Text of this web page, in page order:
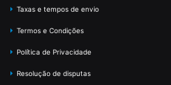
Taxas e tempos de envio
Termos e Condições
Política de Privacidade
Resolução de disputas